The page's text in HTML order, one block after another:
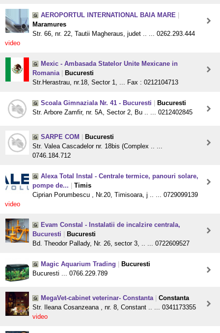
AEROPORTUL INTERNATIONAL BAIA MARE
Maramures
Str. 66, nr. 22, Tautii Magheraus, judet .. ... 0262.293.444
video
Mexic - Ambasada Statelor Unite Mexicane in
Romania
Bucuresti
Str.Herastrau, nr.18, Sector 1, ... Fax : 0212104713
Scoala Gimnaziala Nr. 41 - Bucuresti
Bucuresti
Str. Arbore Zamfir, nr. 5A, Sector 2, Bu .. ... 0212402845
SARPE COM
Bucuresti
Str. Valea Cascadelor nr. 18bis (Complex .. ...
0746.184.712
Alexa Total Instal - Centrale termice, panouri solare,
pompe de...
Timis
Ciprian Porumbescu , Nr.20, Timisoara, j .. ... 0729099139
video
Evam Constal - Instalatii de incalzire centrala,
Bucuresti
Bucuresti
Bd. Theodor Pallady, Nr. 26, sector 3, .. ... 0722609527
Magic Aquarium Trading
Bucuresti
Bucuresti ... 0766.229.789
MegaVet-cabinet veterinar- Constanta
Constanta
Str. Ileana Cosanzeana , nr. 8, Constant .. ... 0341173355
video